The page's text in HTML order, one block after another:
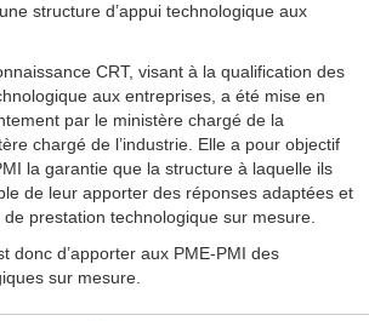
structure d’appui technologique aux
CRT, visant à la qualification des
aux entreprises, a été mise en
par le ministère chargé de la
chargé de l’industrie. Elle a pour objectif
la garantie que la structure à laquelle ils
de leur apporter des réponses adaptées et
prestation technologique sur mesure.
donc d’apporter aux PME-PMI des
sur mesure.